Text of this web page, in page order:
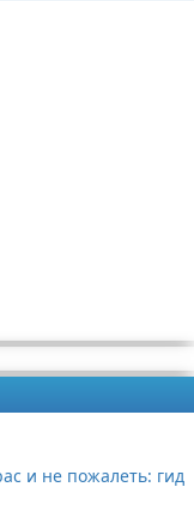
и не пожалеть: гид